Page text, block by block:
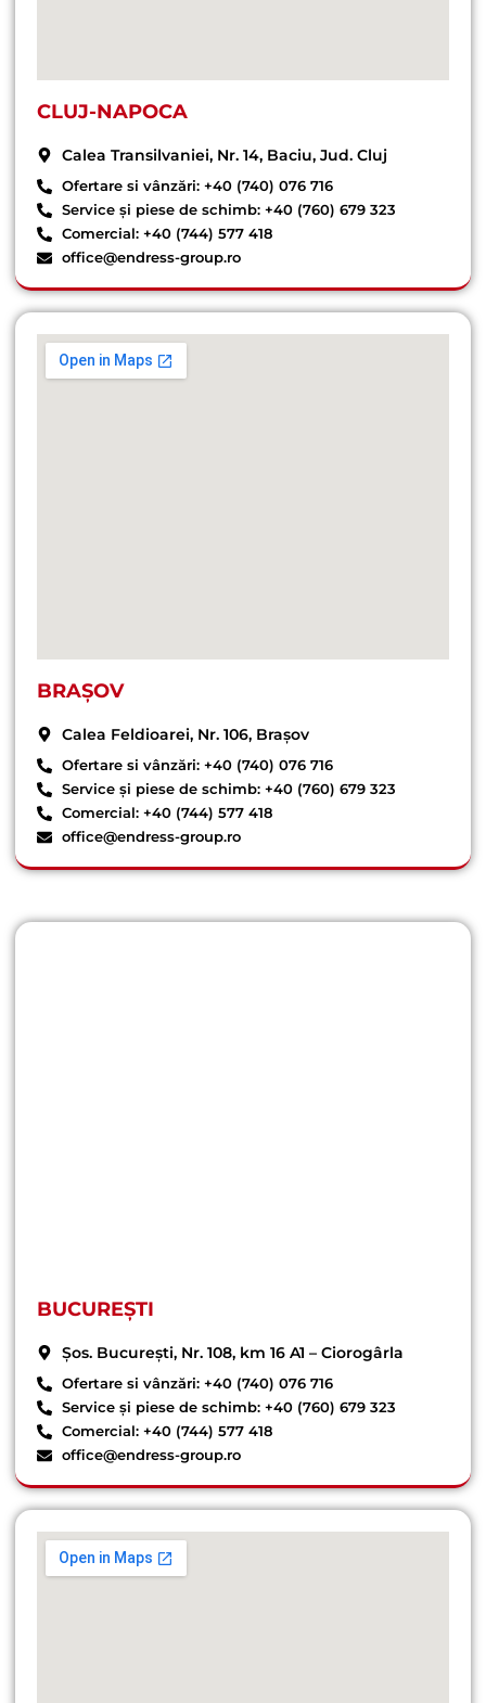
CLUJ-NAPOCA
Calea Transilvaniei, Nr. 14, Baciu, Jud. Cluj
Ofertare si vânzări: +40 (740) 076 716
Service și piese de schimb: +40 (760) 679 323
Comercial: +40 (744) 577 418
office@endress-group.ro
BRAȘOV
Calea Feldioarei, Nr. 106, Brașov
Ofertare si vânzări: +40 (740) 076 716
Service și piese de schimb: +40 (760) 679 323
Comercial: +40 (744) 577 418
office@endress-group.ro
BUCUREȘTI
Șos. București, Nr. 108, km 16 A1 – Ciorogârla
Ofertare si vânzări: +40 (740) 076 716
Service și piese de schimb: +40 (760) 679 323
Comercial: +40 (744) 577 418
office@endress-group.ro